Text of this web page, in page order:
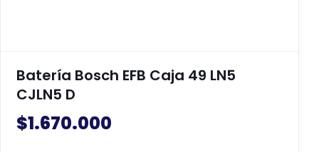
Batería Bosch EFB Caja 49 LN5
CJLN5 D
$1.670.000